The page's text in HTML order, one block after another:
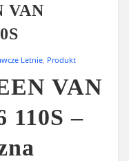
VAN
Letnie Produkt
VAN
110S –